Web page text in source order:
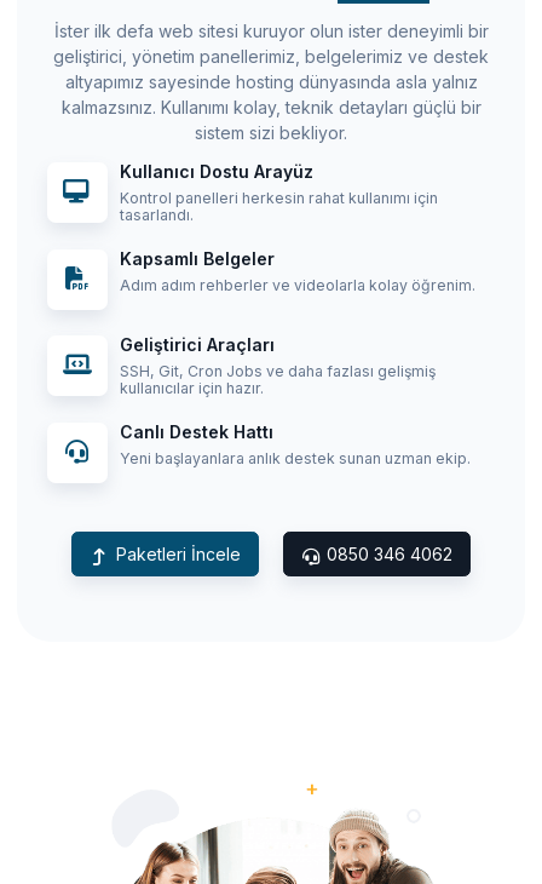
İster ilk defa web sitesi kuruyor olun ister deneyimli bir
geliştirici, yönetim panellerimiz, belgelerimiz ve destek
altyapımız sayesinde hosting dünyasında asla yalnız
kalmazsınız. Kullanımı kolay, teknik detayları güçlü bir
sistem sizi bekliyor.
Kullanıcı Dostu Arayüz
Kontrol panelleri herkesin rahat kullanımı için
tasarlandı.
Kapsamlı Belgeler
Adım adım rehberler ve videolarla kolay öğrenim.
Geliştirici Araçları
SSH, Git, Cron Jobs ve daha fazlası gelişmiş
kullanıcılar için hazır.
Canlı Destek Hattı
Yeni başlayanlara anlık destek sunan uzman ekip.
Paketleri İncele 0850 346 4062